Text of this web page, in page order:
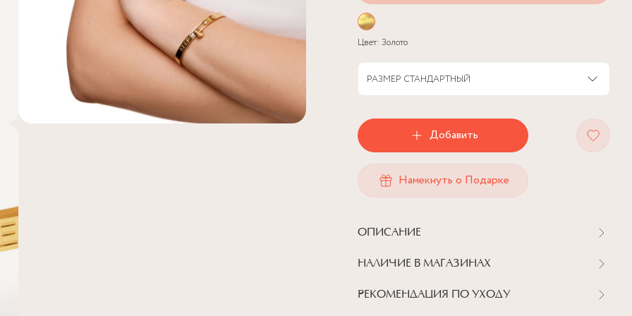
Цвет: Золото
РАЗМЕР СТАНДАРТНЫЙ
Добавить
Намекнуть о Подарке
ОПИСАНИЕ
НАЛИЧИЕ В МАГАЗИНАХ
РЕКОМЕНДАЦИЯ ПО УХОДУ